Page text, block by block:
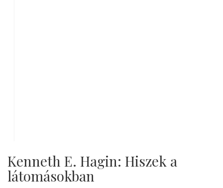
Kenneth E. Hagin: Hiszek a
látomásokban